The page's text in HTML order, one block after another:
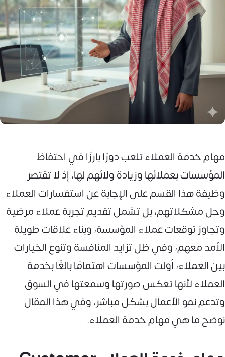
مهام خدمة العملاء تلعب دورًا بارزًا في احتفاظ
المؤسسات بعملائها وزيادة ولائهم لها، إذ لا تقتصر
وظيفة هذا القسم على الإجابة عن استفسارات العملاء
وحل مشكلاتهم، بل تشمل تقديم تجربة عملاء مرضية
وتجاوز توقعات عملاء المؤسسة، وبناء علاقات طويلة
الأمد معهم، وفي ظل تزايد المنافسة وتنوع الخيارات
بين العملاء، أولت المؤسسات اهتمامًا بالغًا بخدمة
العملاء لأنها تعكس صورتها وسمعتها في السوق
وتدعم نمو الأعمال بشكل مباشر، وفي هذا المقال
نوضح ما هي مهام خدمة العملاء.